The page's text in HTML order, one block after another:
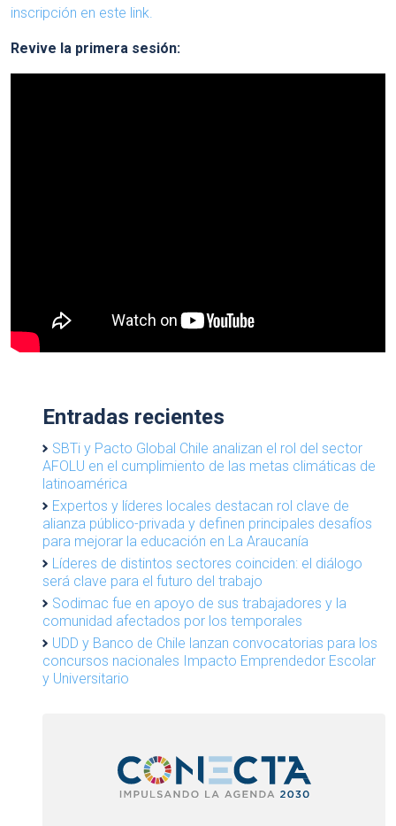
inscripción en este link.
Revive la primera sesión:
Entradas recientes
SBTi y Pacto Global Chile analizan el rol del sector
AFOLU en el cumplimiento de las metas climáticas de
latinoamérica
Expertos y líderes locales destacan rol clave de
alianza público-privada y definen principales desafíos
para mejorar la educación en La Araucanía
Líderes de distintos sectores coinciden: el diálogo
será clave para el futuro del trabajo
Sodimac fue en apoyo de sus trabajadores y la
comunidad afectados por los temporales
UDD y Banco de Chile lanzan convocatorias para los
concursos nacionales Impacto Emprendedor Escolar
y Universitario